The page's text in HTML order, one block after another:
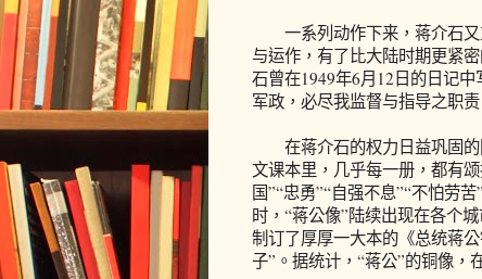
一系列动作下来，蒋介石又
与运作，有了比大陆时期更紧
石曾在1949年6月12日的日记
军政，必尽我监督与指导之职
在蒋介石的权力日益巩固的
文课本里，几乎每一册，都有
国”“忠勇”“自强不息”“不怕劳
时，“蒋公像”陆续出现在各个
制订了厚厚一大本的《总统蒋
子”。据统计，“蒋公”的铜像，